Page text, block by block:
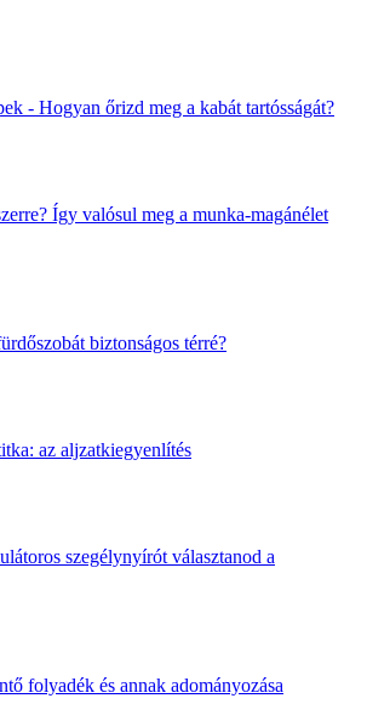
- Hogyan őrizd meg a kabát tartósságát?
Így valósul meg a munka-magánélet
biztonságos térré?
az aljzatkiegyenlítés
szegélynyírót választanod a
folyadék és annak adományozása